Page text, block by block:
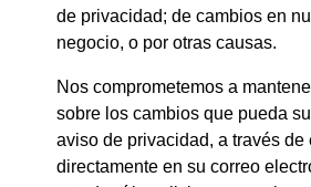
de privacidad; de cambios en
negocio, o por otras causas.
Nos comprometemos a
sobre los cambios que pueda
aviso de privacidad, a través de
directamente en su correo